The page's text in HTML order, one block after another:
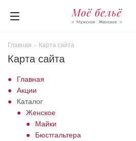
Главная - Карта сайта
Карта сайта
Главная
Акции
Каталог
Женское
Майки
Бюстгальтера